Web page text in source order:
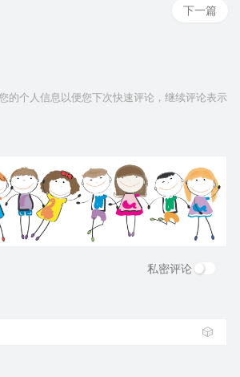
下一篇
的个人信息以便您下次快速评论，继续评论表示
私密评论
🎲